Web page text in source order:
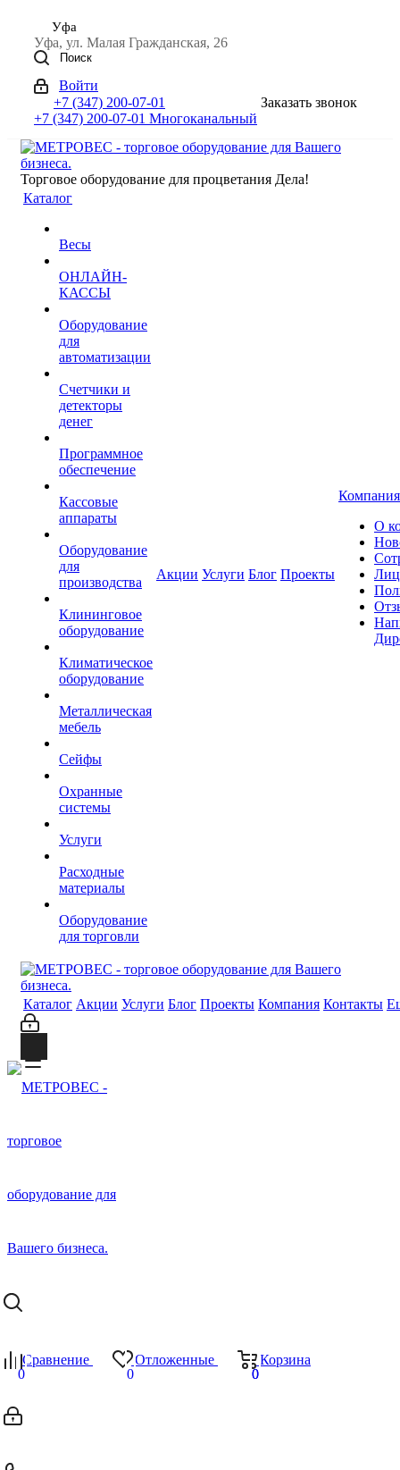
Уфа
Уфа, ул. Малая Гражданская, 26
Поиск
Войти
+7 (347) 200-07-01
+7 (347) 200-07-01 Многоканальный
Заказать звонок
Торговое оборудование для процветания Дела!
Каталог
Весы
ОНЛАЙН-
КАССЫ
Оборудование
для
автоматизации
Счетчики и
детекторы
денег
Программное
обеспечение
Кассовые
аппараты
Оборудование
для
производства
Клининговое
оборудование
Климатическое
оборудование
Металлическая
мебель
Сейфы
Охранные
системы
Услуги
Расходные
материалы
Оборудование
для торговли
Акции Услуги Блог Проекты
Компания
О
Каталог Акции Услуги Блог Проекты Компания Контакты
Сравнение
0
Отложенные
0
Корзина
0
0